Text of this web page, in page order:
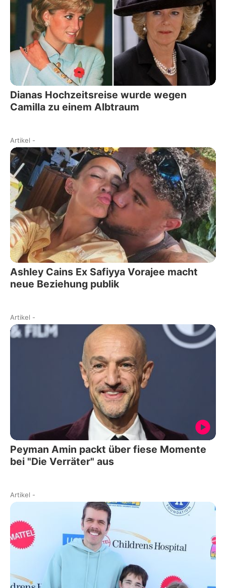
Dianas Hochzeitsreise wurde wegen
Camilla zu einem Albtraum
Artikel -
Ashley Cains Ex Safiyya Vorajee macht
neue Beziehung publik
Artikel -
Peyman Amin packt über fiese Momente
bei "Die Verräter" aus
Artikel -